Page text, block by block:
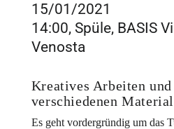
15/01/2021
14:00, Spüle, BASIS
Venosta
Kreatives Arbeiten
verschiedenen
Es geht vordergründig um das